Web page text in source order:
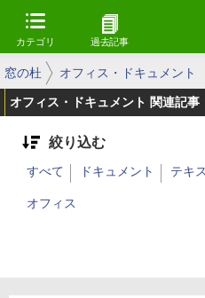
カテゴリ 過去記事
窓の杜 オフィス・ドキュメント
オフィス・ドキュメント 関連記事
絞り込む
すべて ドキュメント テキ
オフィス